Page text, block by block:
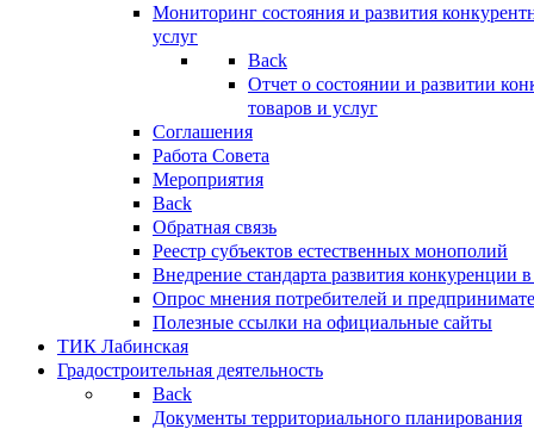
Мониторинг состояния и развития
услуг
Back
Отчет о состоянии и развитии
товаров и услуг
Соглашения
Работа Совета
Мероприятия
Back
Обратная связь
Реестр субъектов естественных монополий
Внедрение стандарта развития конкуренции
Опрос мнения потребителей и
Полезные ссылки на официальные сайты
ТИК Лабинская
Градостроительная деятельность
Back
Документы территориального планирования